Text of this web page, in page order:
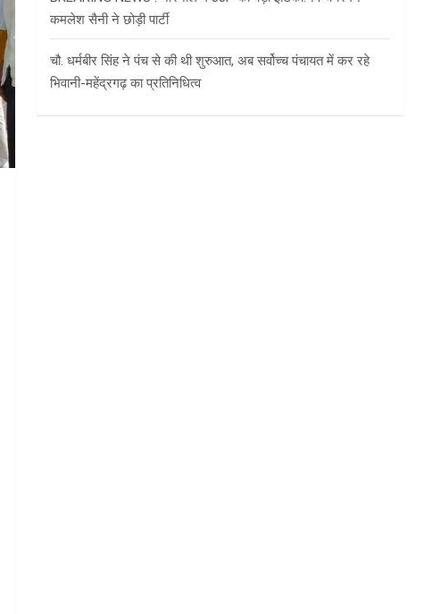
कमलेश सैनी ने छोड़ी पार्टी
चौ. धर्मबीर सिंह ने पंच से की थी शुरुआत, अब सर्वोच्च पंचायत में कर रहे
भिवानी-महेंद्रगढ़ का प्रतिनिधित्व